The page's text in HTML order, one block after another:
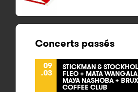
Concerts passés
09
.03
STICKMAN &
FLEO + MATA
MAYA NASHOBA +
COFFEE CLUB